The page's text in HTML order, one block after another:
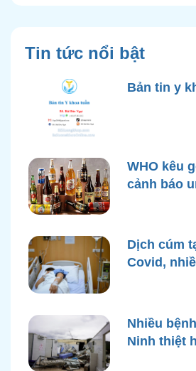
Tin tức nổi bật
Bản tin y
WHO kêu
cảnh báo
Dịch cúm
Covid,
Nhiều
Ninh thiệt